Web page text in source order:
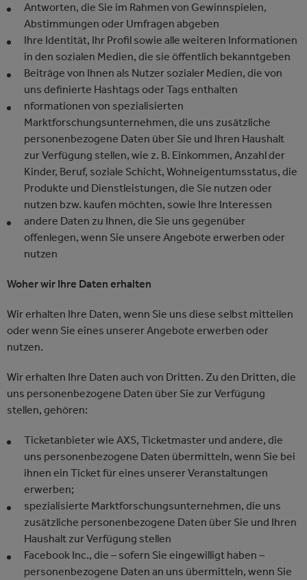
Antworten, die Sie im Rahmen von Gewinnspielen,
Abstimmungen oder Umfragen abgeben
Ihre Identität, Ihr Profil sowie alle weiteren Informationen
in den sozialen Medien, die sie öffentlich bekanntgeben
Beiträge von Ihnen als Nutzer sozialer Medien, die von
uns definierte Hashtags oder Tags enthalten
nformationen von spezialisierten
Marktforschungsunternehmen, die uns zusätzliche
personenbezogene Daten über Sie und Ihren Haushalt
zur Verfügung stellen, wie z. B. Einkommen, Anzahl der
Kinder, Beruf, soziale Schicht, Wohneigentumsstatus, die
Produkte und Dienstleistungen, die Sie nutzen oder
nutzen bzw. kaufen möchten, sowie Ihre Interessen
andere Daten zu Ihnen, die Sie uns gegenüber
offenlegen, wenn Sie unsere Angebote erwerben oder
nutzen
Woher wir Ihre Daten erhalten
Wir erhalten Ihre Daten, wenn Sie uns diese selbst mitteilen
oder wenn Sie eines unserer Angebote erwerben oder
nutzen.
Wir erhalten Ihre Daten auch von Dritten. Zu den Dritten, die
uns personenbezogene Daten über Sie zur Verfügung
stellen, gehören:
Ticketanbieter wie AXS, Ticketmaster und andere, die
uns personenbezogene Daten übermitteln, wenn Sie bei
ihnen ein Ticket für eines unserer Veranstaltungen
erwerben;
spezialisierte Marktforschungsunternehmen, die uns
zusätzliche personenbezogene Daten über Sie und Ihren
Haushalt zur Verfügung stellen
Facebook Inc., die – sofern Sie eingewilligt haben –
personenbezogene Daten an uns übermitteln, wenn Sie